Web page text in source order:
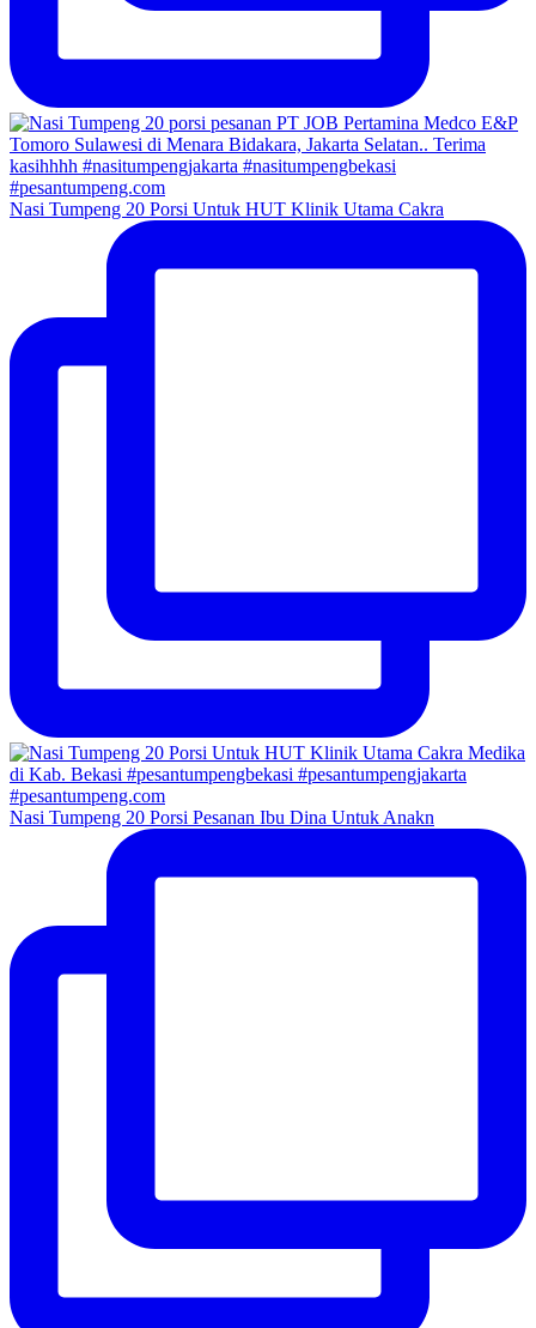
Nasi Tumpeng 20 Porsi Untuk HUT Klinik Utama Cakra
Nasi Tumpeng 20 Porsi Pesanan Ibu Dina Untuk Anakn